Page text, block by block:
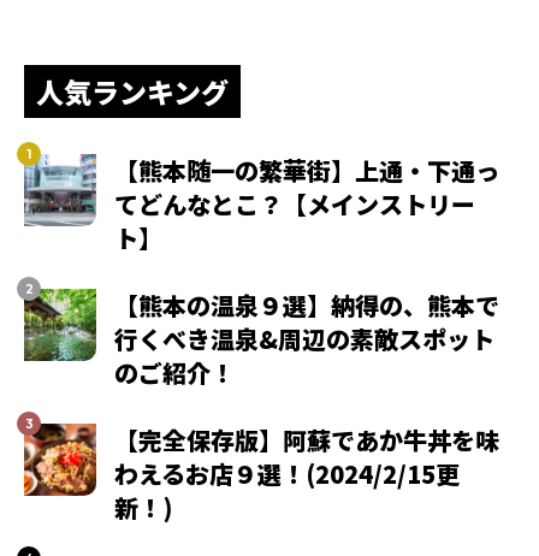
人気ランキング
【熊本随一の繁華街】上通・下通っ
てどんなとこ？【メインストリー
ト】
【熊本の温泉９選】納得の、熊本で
行くべき温泉&周辺の素敵スポット
のご紹介！
【完全保存版】阿蘇であか牛丼を味
わえるお店９選！(2024/2/15更
新！)